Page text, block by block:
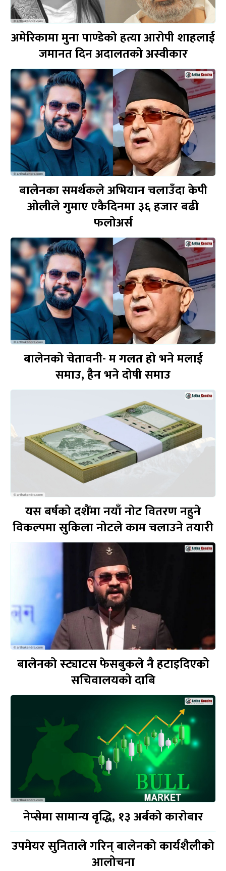
अमेरिकामा मुना पाण्डेको हत्या आरोपी शाहलाई
जमानत दिन अदालतको अस्वीकार
बालेनका समर्थकले अभियान चलाउँदा केपी
ओलीले गुमाए एकैदिनमा ३६ हजार बढी
फलोअर्स
बालेनको चेतावनी- म गलत हो भने मलाई
समाउ, हैन भने दोषी समाउ
यस बर्षको दशैंमा नयाँ नोट वितरण नहुने
विकल्पमा सुकिला नोटले काम चलाउने तयारी
बालेनको स्ट्याटस फेसबुकले नै हटाइदिएको
सचिवालयको दाबि
नेप्सेमा सामान्य वृद्धि, १३ अर्बको कारोबार
उपमेयर सुनिताले गरिन् बालेनको कार्यशैलीको
आलोचना